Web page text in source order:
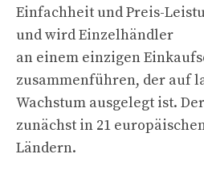
Einfachheit und Preis-
und wird Einzelhändler
an einem einzigen
zusammenführen, der auf
Wachstum ausgelegt ist.
zunächst in 21
Ländern.